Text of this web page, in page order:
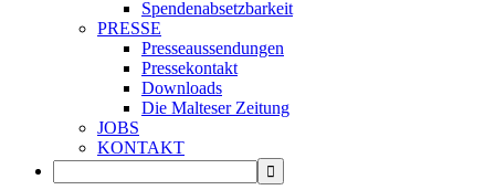
Spendenabsetzbarkeit
PRESSE
Presseaussendungen
Pressekontakt
Downloads
Die Malteser Zeitung
JOBS
KONTAKT